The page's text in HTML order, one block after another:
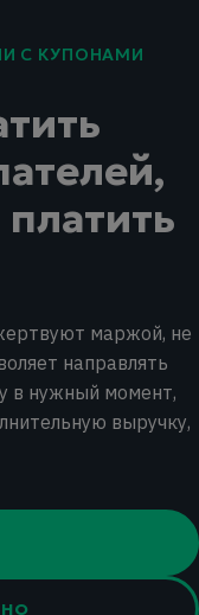
С КУПОНАМИ
маржой, не
направлять
в нужный момент,
выручку,